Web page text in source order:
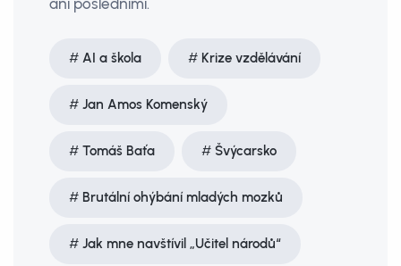
ani posledními.
AI a škola Krize vzdělávání
Jan Amos Komenský
Tomáš Baťa Švýcarsko
Brutální ohýbání mladých mozků
Jak mne navštívil „Učitel národů“